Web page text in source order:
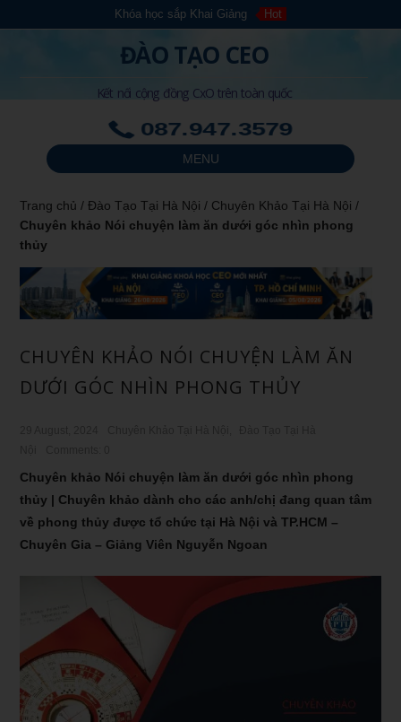
Khóa học sắp Khai Giảng Hot
ĐÀO TẠO CEO
Kết nối cộng đồng CxO trên toàn quốc
087.947.3579
MENU
Trang chủ /Đào Tạo Tại Hà Nội / Chuyên Khảo Tại Hà Nội /
Chuyên khảo Nói chuyện làm ăn dưới góc nhìn phong
thủy
CHUYÊN KHẢO NÓI CHUYỆN LÀM ĂN
DƯỚI GÓC NHÌN PHONG THỦY
Chuyên khảo Nói chuyện làm ăn dưới góc nhìn phong
thủy | Chuyên khảo dành cho các anh/chị đang quan tâm
về phong thủy được tổ chức tại Hà Nội và TP.HCM –
Chuyên Gia – Giảng Viên Nguyễn Ngoan